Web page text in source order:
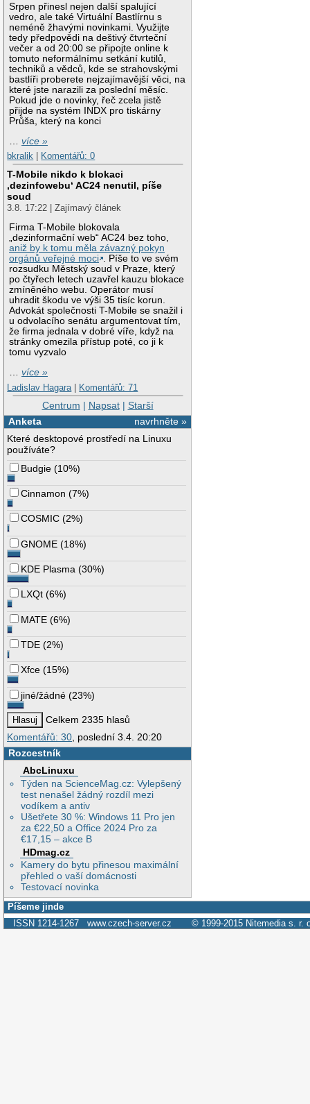
Srpen přinesl nejen další spalující
vedro, ale také Virtuální Bastlírnu s
neméně žhavými novinkami. Využijte
tedy předpovědi na deštivý čtvrteční
večer a od 20:00 se připojte online k
tomuto neformálnímu setkání kutilů,
techniků a vědců, kde se strahovskými
bastlíři proberete nejzajímavější věci, na
které jste narazili za poslední měsíc.
Pokud jde o novinky, řeč zcela jistě
přijde na systém INDX pro tiskárny
Průša, který na konci
…více »
bkralik
Komentářů: 0
T-Mobile nikdo k blokaci
‚dezinfowebu‘ AC24 nenutil, píše
soud
3.8. 17:22 | Zajímavý článek
Firma T-Mobile blokovala
„dezinformační web“ AC24 bez toho,
aniž by k tomu měla závazný pokyn
orgánů veřejné moci . Píše to ve svém
rozsudku Městský soud v Praze, který
po čtyřech letech uzavřel kauzu blokace
zmíněného webu. Operátor musí
uhradit škodu ve výši 35 tisíc korun.
Advokát společnosti T-Mobile se snažil i
u odvolacího senátu argumentovat tím,
že firma jednala v dobré víře, když na
stránky omezila přístup poté, co ji k
tomu vyzvalo
…více »
Ladislav Hagara | Komentářů: 71
Centrum | Napsat| Starší
navrhněte »
Anketa
Které desktopové prostředí na Linuxu
používáte?
Budgie (10%)
Cinnamon (7%)
COSMIC (2%)
GNOME (18%)
KDE Plasma (30%)
LXQt (6%)
MATE (6%)
TDE (2%)
Xfce (15%)
jiné/žádné (23%)
Celkem 2335 hlasů
Komentářů: 30, poslední 3.4. 20:20
Rozcestník
AbcLinuxu
Týden na ScienceMag.cz: Vylepšený
test nenašel žádný rozdíl mezi
vodíkem a antiv
Ušetřete 30 %: Windows 11 Pro jen
za €22,50 a Office 2024 Pro za
€17,15 – akce B
HDmag.cz
Kamery do bytu přinesou maximální
přehled o vaší domácnosti
Testovací novinka
Píšeme jinde
ISSN 1214-1267 www.czech-server.cz © 1999-2015 Nitemedia s. r.